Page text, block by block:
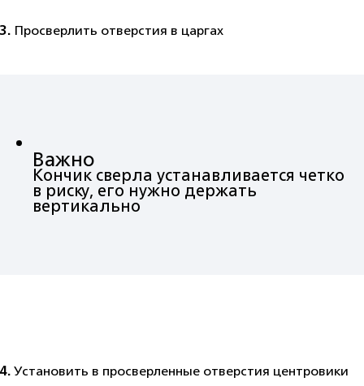
3. Просверлить отверстия в царгах
Важно
Кончик сверла устанавливается четко
в риску, его нужно держать
вертикально
4.Установить в просверленные отверстия центровики